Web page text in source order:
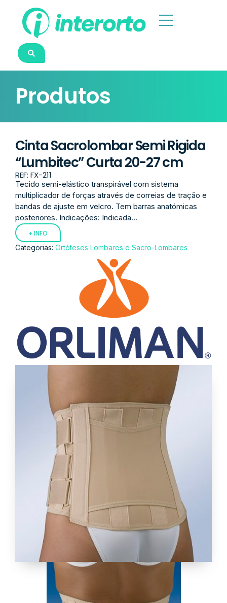
Produtos
Cinta Sacrolombar Semi Rigida
“Lumbitec” Curta 20-27 cm
REF: FX-211
Tecido semi-elástico transpirável com sistema
multiplicador de forças através de correias de tração e
bandas de ajuste em velcro. Tem barras anatómicas
posteriores. Indicações: Indicada...
+ INFO
Categorias: Ortóteses Lombares e Sacro-Lombares